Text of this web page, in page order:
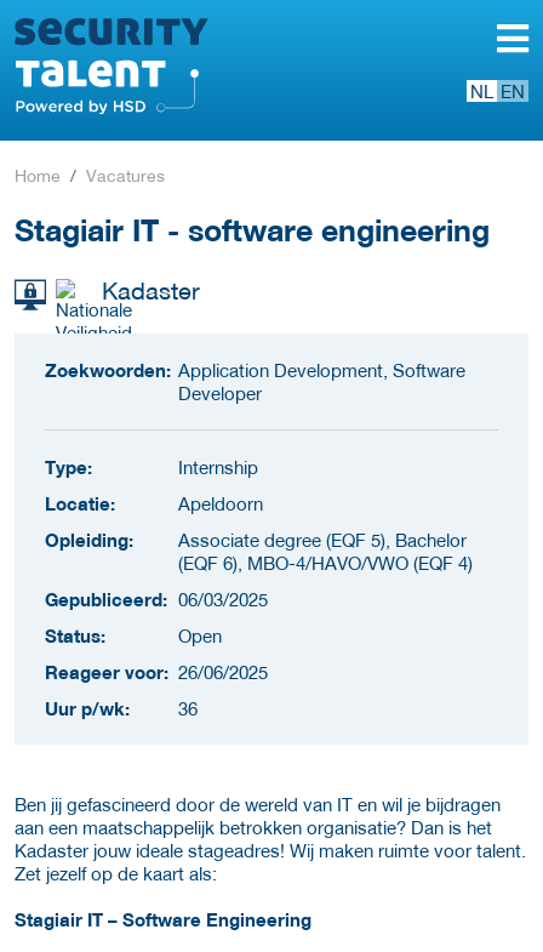
NL EN
Home Vacatures
Stagiair IT - software engineering
Kadaster
Zoekwoorden: Application Development, Software
Developer
Type:
Internship
Locatie:
Apeldoorn
Opleiding:
Associate degree (EQF 5), Bachelor
(EQF 6), MBO-4/HAVO/VWO (EQF 4)
Gepubliceerd: 06/03/2025
Status:
Open
Reageer voor: 26/06/2025
Uur p/wk:
36
Ben jij gefascineerd door de wereld van IT en wil je bijdragen
aan een maatschappelijk betrokken organisatie? Dan is het
Kadaster jouw ideale stageadres! Wij maken ruimte voor talent.
Zet jezelf op de kaart als:
Stagiair IT – Software Engineering